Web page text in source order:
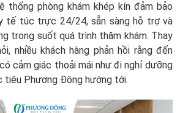
thống phòng khám khép kín đảm bảo
tế túc trực 24/24, sẵn sàng hỗ trợ và
trong suốt quá trình thăm khám. Thay
nhiều khách hàng phản hồi rằng đến
cảm giác thoải mái như đi nghỉ dưỡng
tiêu Phương Đông hướng tới.